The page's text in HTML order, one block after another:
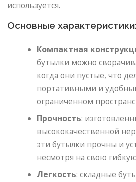
используется.
Основные
Компактная
бутылки можно
когда они пустые, что
портативными и
ограниченном
Прочность:
высококачественной
эти бутылки прочны и
несмотря на свою
Легкость: складные